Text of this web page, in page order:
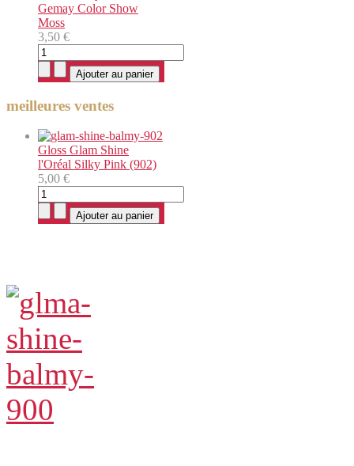
Gemay Color Show
Moss
3,50 €
meilleures ventes
Gloss Glam Shine
l'Oréal Silky Pink (902)
5,00 €